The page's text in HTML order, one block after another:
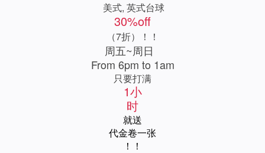
美式, 英式台球
30%off
（7折）！！
周五~周日
From 6pm to 1am
只要打满
1小
时
就送
代金卷一张
！！